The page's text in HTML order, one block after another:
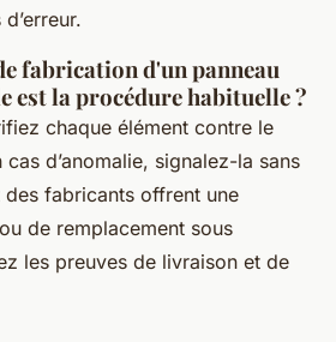
fabrication d'un panneau
est la procédure habituelle ?
chaque élément contre le
d’anomalie, signalez-la sans
fabricants offrent une
de remplacement sous
les preuves de livraison et de